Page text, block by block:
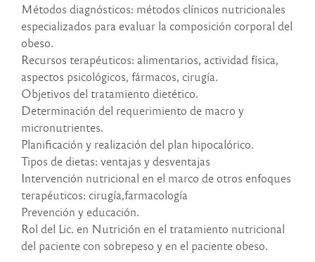
Métodos diagnósticos: métodos clínicos nutricionales
especializados para evaluar la composición corporal del
obeso.
Recursos terapéuticos: alimentarios, actividad física,
aspectos psicológicos, fármacos, cirugía.
Objetivos del tratamiento dietético.
Determinación del requerimiento de macro y
micronutrientes.
Planificación y realización del plan hipocalórico.
Tipos de dietas: ventajas y desventajas
Intervención nutricional en el marco de otros enfoques
terapéuticos: cirugía,farmacología
Prevención y educación.
Rol del Lic. en Nutrición en el tratamiento nutricional
del paciente con sobrepeso y en el paciente obeso.